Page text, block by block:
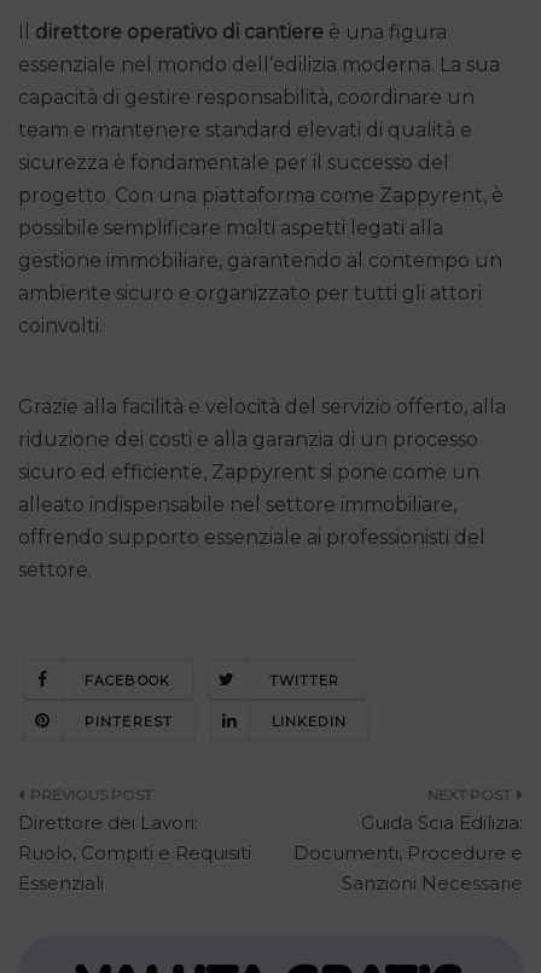
Il direttore operativo di cantiere è una figura
essenziale nel mondo dell’edilizia moderna. La sua
capacità di gestire responsabilità, coordinare un
team e mantenere standard elevati di qualità e
sicurezza è fondamentale per il successo del
progetto. Con una piattaforma come Zappyrent, è
possibile semplificare molti aspetti legati alla
gestione immobiliare, garantendo al contempo un
ambiente sicuro e organizzato per tutti gli attori
coinvolti.
Grazie alla facilità e velocità del servizio offerto, alla
riduzione dei costi e alla garanzia di un processo
sicuro ed efficiente, Zappyrent si pone come un
alleato indispensabile nel settore immobiliare,
offrendo supporto essenziale ai professionisti del
settore.
FACEBOOK TWITTER
PINTEREST LINKEDIN
Navigazione
articoli
Direttore dei Lavori:
Ruolo, Compiti e Requisiti
Essenziali
Guida Scia Edilizia:
Documenti, Procedure e
Sanzioni Necessarie